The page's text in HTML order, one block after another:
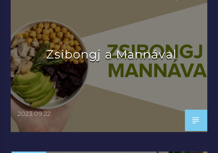
Zsibongj a Mannával
2023.09.22.